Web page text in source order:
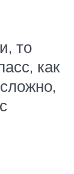
то
как